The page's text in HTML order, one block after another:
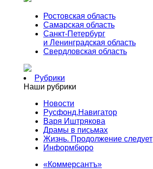
Ростовская область
Самарская область
Санкт-Петербург
и Ленинградская область
Свердловская область
Рубрики
Наши рубрики
Новости
Русфонд.Навигатор
Варя Иштрякова
Драмы в письмах
Жизнь. Продолжение следует
Информбюро
«Коммерсантъ»